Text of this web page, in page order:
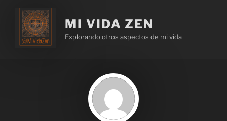
MI VIDA ZEN
Explorando otros aspectos de mi vida